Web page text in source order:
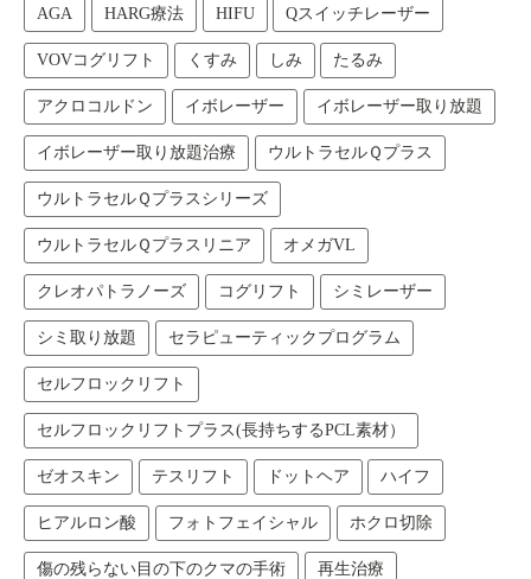
AGA HARG療法 HIFU Qスイッチレーザー
VOVコグリフト くすみ しみ たるみ
アクロコルドン イボレーザー イボレーザー取り放題
イボレーザー取り放題治療 ウルトラセルＱプラス
ウルトラセルＱプラスシリーズ
ウルトラセルＱプラスリニア オメガVL
クレオパトラノーズ コグリフト シミレーザー
シミ取り放題 セラピューティックプログラム
セルフロックリフト
セルフロックリフトプラス(長持ちするPCL素材）
ゼオスキン テスリフト ドットヘア ハイフ
ヒアルロン酸 フォトフェイシャル ホクロ切除
傷の残らない目の下のクマの手術 再生治療